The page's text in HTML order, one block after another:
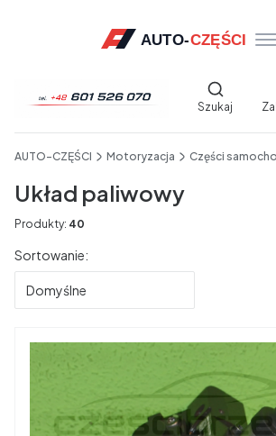
Otwórz
Szukaj
AUTO-CZĘŚCI Motoryzacja Części
Układ paliwowy
Produkty: 40
Lista produktów
Sortowanie:
Domyślne